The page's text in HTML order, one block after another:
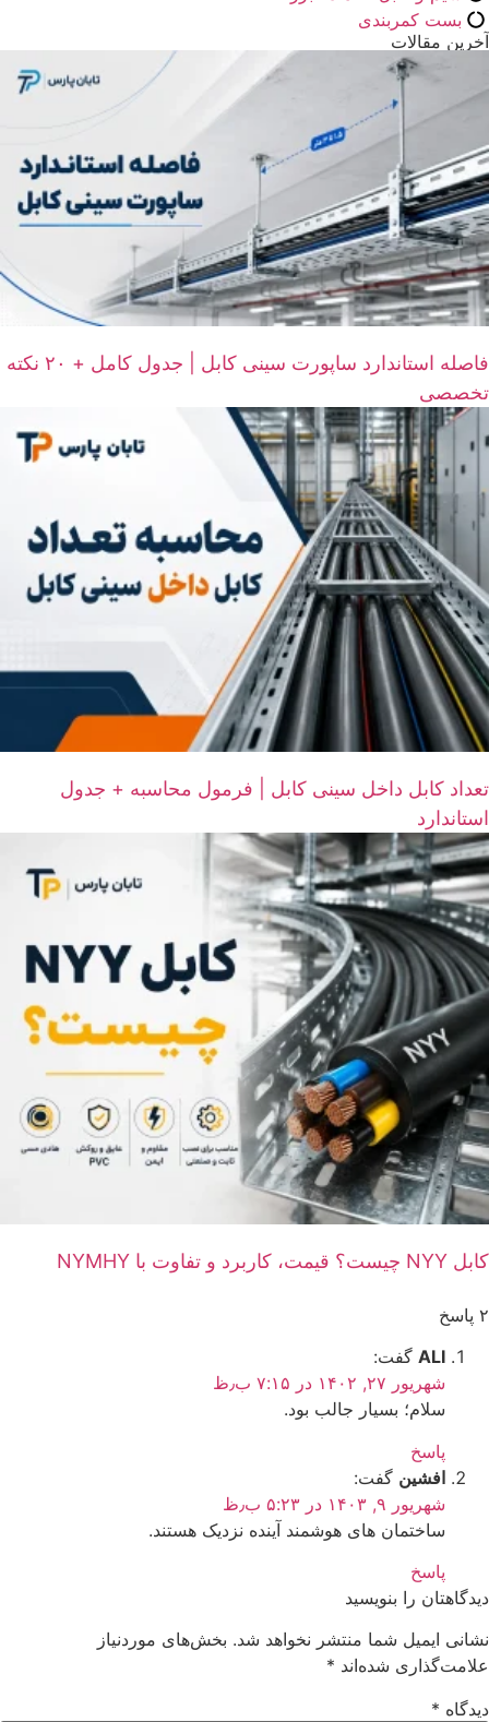
بست کمربندی
آخرین مقالات
فاصله استاندارد ساپورت سینی کابل | جدول کامل + ۲۰ نکته
تخصصی
تعداد کابل داخل سینی کابل | فرمول محاسبه + جدول
استاندارد
کابل NYY چیست؟ قیمت، کاربرد و تفاوت با NYMHY
۲ پاسخ
ALI گفت:
شهریور ۲۷, ۱۴۰۲ در ۷:۱۵ ب٫ظ
سلام؛ بسیار جالب بود.
پاسخ
افشین گفت:
شهریور ۹, ۱۴۰۳ در ۵:۲۳ ب٫ظ
ساختمان های هوشمند آینده نزدیک هستند.
پاسخ
دیدگاهتان را بنویسید
نشانی ایمیل شما منتشر نخواهد شد. بخش‌های موردنیاز
علامت‌گذاری شده‌اند *
دیدگاه *